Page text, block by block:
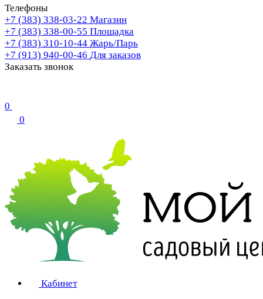
Телефоны
+7 (383) 338-03-22 Магазин
+7 (383) 338-00-55 Площадка
+7 (383) 310-10-44 Жарь/Парь
+7 (913) 940-00-46 Для заказов
Заказать звонок
0
0
Кабинет